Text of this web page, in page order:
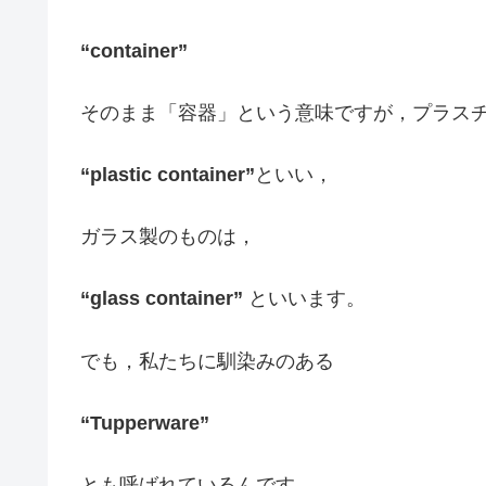
“container”
そのまま「容器」という意味ですが，プラス
“plastic container” といい，
ガラス製のものは，
“glass container” といいます。
でも，私たちに馴染みのある
“Tupperware”